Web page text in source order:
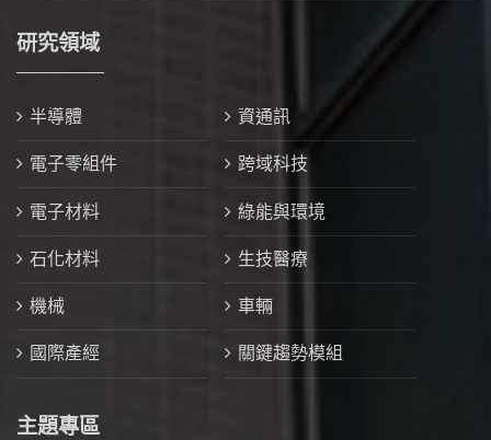
研究領域
半導體 資通訊
電子零組件 跨域科技
電子材料 綠能與環境
石化材料 生技醫療
機械 車輛
國際產經 關鍵趨勢模組
主題專區